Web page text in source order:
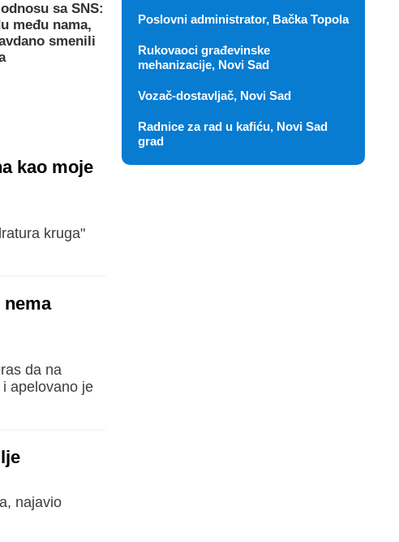
sa SNS:
među nama,
smenili
kao moje
kruga"
da na
apelovano je
najavio
Poslovni administrator, Bačka Topola
Rukovaoci građevinske
mehanizacije, Novi Sad
Vozač-dostavljač, Novi Sad
Radnice za rad u kafiću, Novi Sad
grad